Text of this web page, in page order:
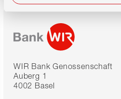
WIR Bank Genossenschaft
Auberg 1
4002 Basel